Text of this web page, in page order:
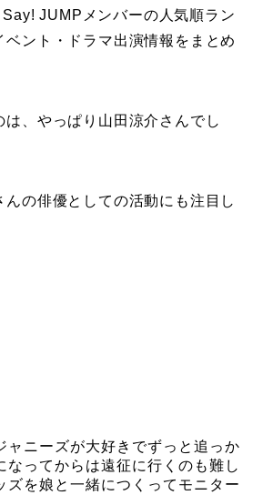
JUMPメンバーの人気順ラン
ベント・ドラマ出演情報をまとめ
は、やっぱり山田涼介さんでし
んの俳優としての活動にも注目し
ャニーズが大好きでずっと追っか
なってからは遠征に行くのも難し
ズを娘と一緒につくってモニター